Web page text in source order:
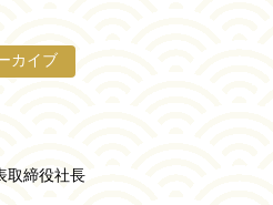
カイブ
締役社長